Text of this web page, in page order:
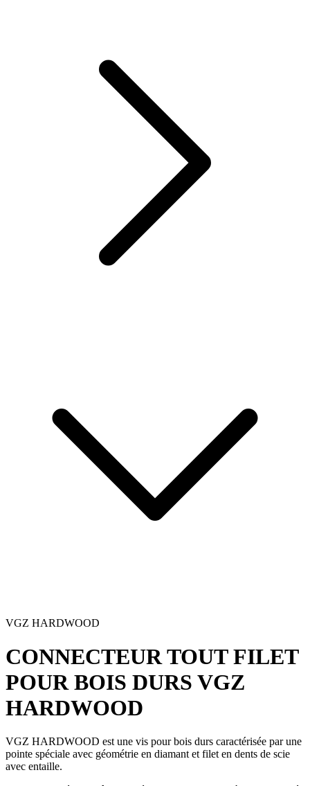
VGZ HARDWOOD
CONNECTEUR TOUT FILET
POUR BOIS DURS VGZ
HARDWOOD
VGZ HARDWOOD est une vis pour bois durs caractérisée par une
pointe spéciale avec géométrie en diamant et filet en dents de scie
avec entaille.